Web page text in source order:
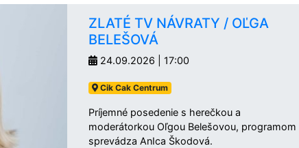
ZLATÉ TV NÁVRATY / OĽGA
BELEŠOVÁ
24.09.2026 | 17:00
Cik Cak Centrum
Príjemné posedenie s herečkou a
moderátorkou Oľgou Belešovou, programom
sprevádza AnIca Škodová.